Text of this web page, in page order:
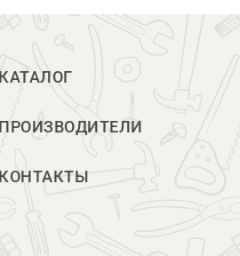
КАТАЛОГ
ПРОИЗВОДИТЕЛИ
КОНТАКТЫ